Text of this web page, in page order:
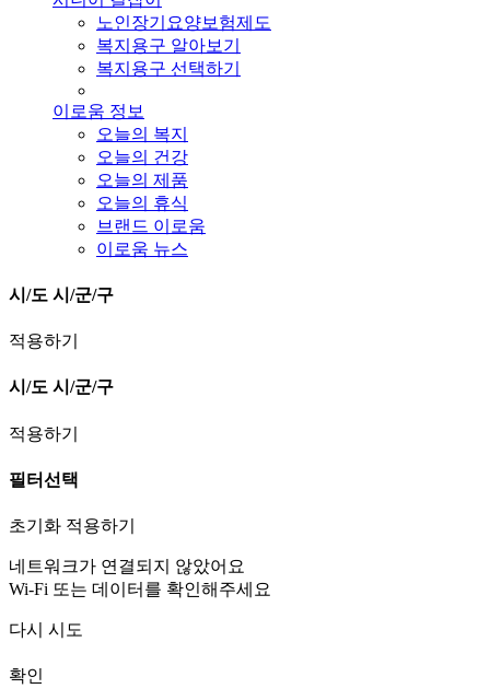
노인장기요양보험제도
복지용구 알아보기
복지용구 선택하기
이로움 정보
오늘의 복지
오늘의 건강
오늘의 제품
오늘의 휴식
브랜드 이로움
이로움 뉴스
시/도 시/군/구
적용하기
시/도 시/군/구
적용하기
필터선택
초기화 적용하기
네트워크가 연결되지 않았어요
Wi-Fi 또는 데이터를 확인해주세요
다시 시도
확인